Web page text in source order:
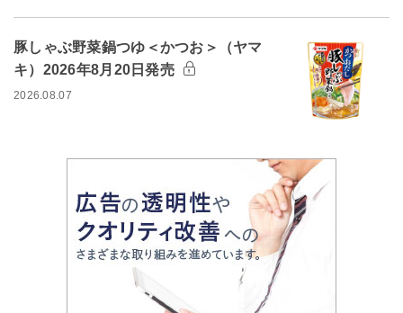
豚しゃぶ野菜鍋つゆ＜かつお＞（ヤマ
キ）2026年8月20日発売
2026.08.07